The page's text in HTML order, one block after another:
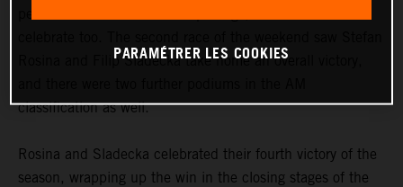
Rosina and Filip Sladecka take home an overall victory,
classification as well.
Rosina and Sladecka celebrated their fourth victory of the
season, wrapping up the win in the closing stages of the
PARAMÉTRER LES COOKIES